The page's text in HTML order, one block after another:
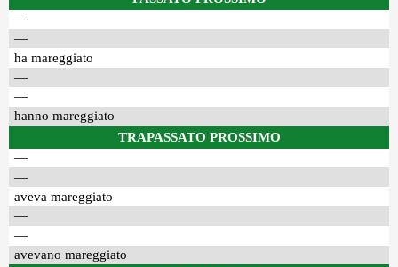
—
—
ha mareggiato
—
—
hanno mareggiato
TRAPASSATO PROSSIMO
—
—
aveva mareggiato
—
—
avevano mareggiato